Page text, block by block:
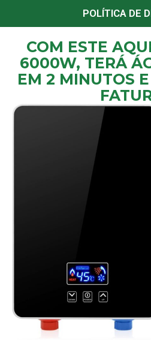
POLÍTICA DE
COM ESTE
6000W, TERÁ
EM 2 MINUTOS